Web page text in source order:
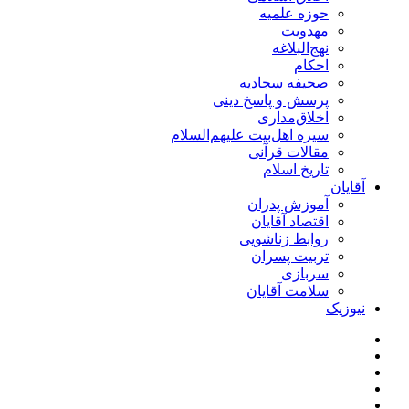
حوزه علمیه
مهدویت
نهج‌البلاغه
احکام
صحیفه سجادیه
پرسش و پاسخ دینی
اخلاق‌مداری
سیره اهل‌بیت علیهم‌السلام
مقالات قرآنی
تاریخ اسلام
آقایان
آموزش پدران
اقتصاد آقایان
روابط زناشویی
تربیت پسران
سربازی
سلامت آقایان
نیوزیک